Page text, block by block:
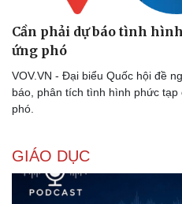
Sức khỏe
Dinh dưỡng - món ngon
Cần phải dự báo tình
ứng phó
VOV.VN - Đại biểu Quốc hội đề
báo, phân tích tình hình phức
phó.
GIÁO DỤC